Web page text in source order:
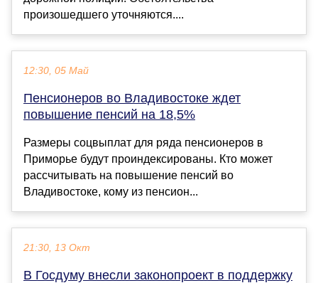
произошедшего уточняются....
12:30, 05 Май
Пенсионеров во Владивостоке ждет
повышение пенсий на 18,5%
Размеры соцвыплат для ряда пенсионеров в
Приморье будут проиндексированы. Кто может
рассчитывать на повышение пенсий во
Владивостоке, кому из пенсион...
21:30, 13 Окт
В Госдуму внесли законопроект в поддержку